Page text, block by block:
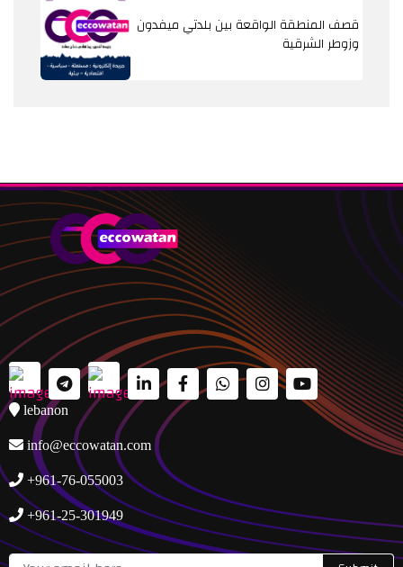
قصف المنطقة الواقعة بين بلدتي ميفدون
وزوطر الشرقية
lebanon
info@eccowatan.com
+961-76-055003
+961-25-301949